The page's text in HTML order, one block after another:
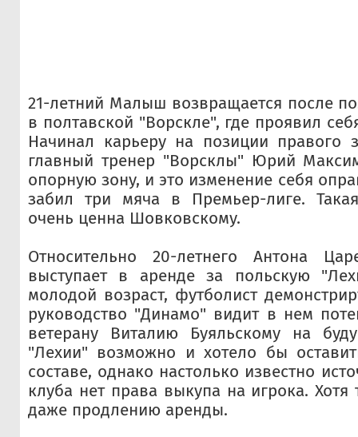
21-летний Малыш возвращается после
в полтавской "Ворскле", где проявил
Начинал карьеру на позиции правого
главный тренер "Ворсклы" Юрий
опорную зону, и это изменение себя
забил три мяча в Премьер-лиге. Такая
очень ценна Шовковскому.
Относительно 20-летнего Антона
выступает в аренде за польскую
молодой возраст, футболист
руководство "Динамо" видит в нем
ветерану Виталию Буяльскому на
"Лехии" возможно и хотело бы
составе, однако настолько известно
клуба нет права выкупа на игрока.
даже продлению аренды.